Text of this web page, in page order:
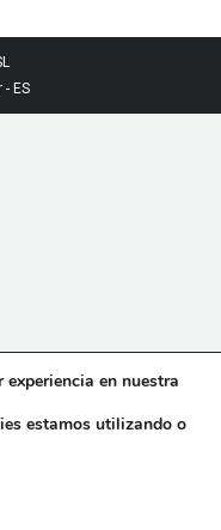
ES
en nuestra
estamos utilizando o